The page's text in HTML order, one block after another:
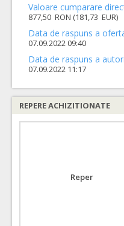
Valoare cumparare
877,50 RON (181,73 EUR)
Data de raspuns a
07.09.2022 09:40
Data de raspuns a
07.09.2022 11:17
REPERE ACHIZITIONATE
Reper